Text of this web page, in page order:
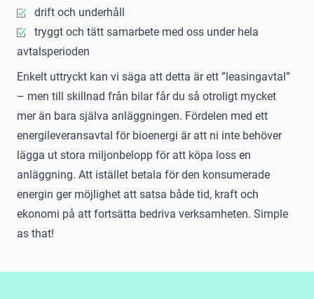
drift och underhåll
tryggt och tätt samarbete med oss under hela
avtalsperioden
Enkelt uttryckt kan vi säga att detta är ett ”leasingavtal”
– men till skillnad från bilar får du så otroligt mycket
mer än bara själva anläggningen. Fördelen med ett
energileveransavtal för bioenergi är att ni inte behöver
lägga ut stora miljonbelopp för att köpa loss en
anläggning. Att istället betala för den konsumerade
energin ger möjlighet att satsa både tid, kraft och
ekonomi på att fortsätta bedriva verksamheten. Simple
as that!